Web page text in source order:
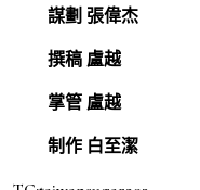
謀劃 張偉杰
撰稿 盧越
掌管 盧越
制作 白至潔